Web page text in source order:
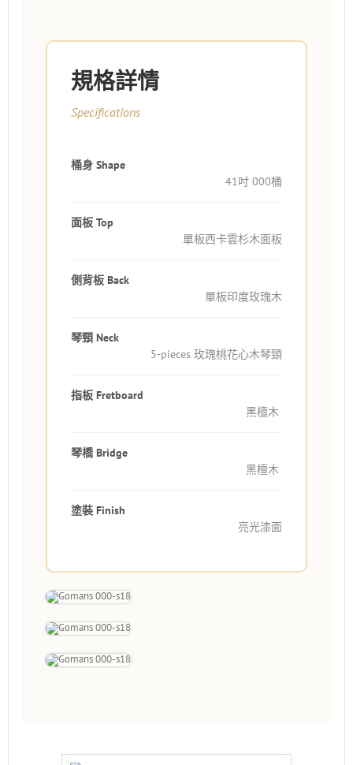
規格詳情
Specifications
桶身 Shape
41吋 000桶
面板 Top
單板西卡雲杉木面板
側背板 Back
單板印度玫瑰木
琴頸 Neck
5-pieces 玫瑰桃花心木琴頸
指板 Fretboard
黑檀木
琴橋 Bridge
黑檀木
塗裝 Finish
亮光漆面